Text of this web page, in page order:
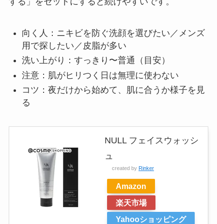
向く人：ニキビを防ぐ洗顔を選びたい／メンズ
用で探したい／皮脂が多い
洗い上がり：すっきり〜普通（目安）
注意：肌がヒリつく日は無理に使わない
コツ：夜だけから始めて、肌に合うか様子を見
る
NULL フェイスウォッシ
ュ
created by Rinker
Amazon
楽天市場
Yahooショッピング